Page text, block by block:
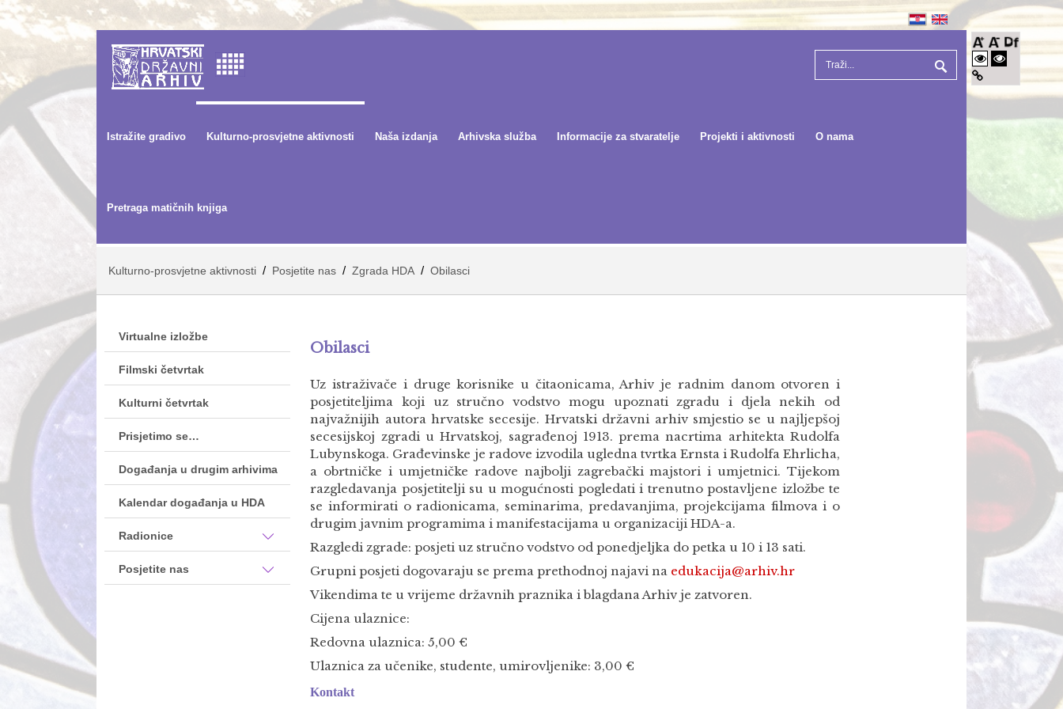
Istražite gradivo Kulturno-prosvjetne aktivnosti Naša izdanja Arhivska služba Informacije za stvaratelje Projekti i aktivnosti O nama
Pretraga matičnih knjiga
Kulturno-prosvjetne aktivnosti / Posjetite nas / Zgrada HDA / Obilasci
Virtualne izložbe
Filmski četvrtak
Kulturni četvrtak
Prisjetimo se…
Događanja u drugim arhivima
Kalendar događanja u HDA
Radionice
Posjetite nas
Obilasci
Uz istraživače i druge korisnike u čitaonicama, Arhiv je radnim danom otvoren i
posjetiteljima koji uz stručno vodstvo mogu upoznati zgradu i djela nekih od
najvažnijih autora hrvatske secesije. Hrvatski državni arhiv smjestio se u najljepšoj
secesijskoj zgradi u Hrvatskoj, sagrađenoj 1913. prema nacrtima arhitekta Rudolfa
Lubynskoga. Građevinske je radove izvodila ugledna tvrtka Ernsta i Rudolfa Ehrlicha,
a obrtničke i umjetničke radove najbolji zagrebački majstori i umjetnici. Tijekom
razgledavanja posjetitelji su u mogućnosti pogledati i trenutno postavljene izložbe te
se informirati o radionicama, seminarima, predavanjima, projekcijama filmova i o
drugim javnim programima i manifestacijama u organizaciji HDA-a.
Razgledi zgrade: posjeti uz stručno vodstvo od ponedjeljka do petka u 10 i 13 sati.
Grupni posjeti dogovaraju se prema prethodnoj najavi na edukacija@arhiv.hr
Vikendima te u vrijeme državnih praznika i blagdana Arhiv je zatvoren.
Cijena ulaznice:
Redovna ulaznica: 5,00 €
Ulaznica za učenike, studente, umirovljenike: 3,00 €
Kontakt